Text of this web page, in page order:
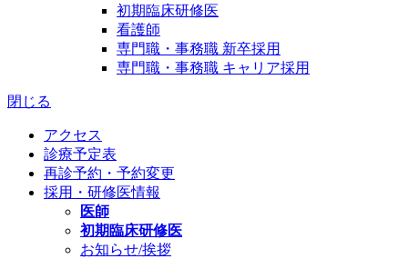
初期臨床研修医
看護師
専門職・事務職 新卒採用
専門職・事務職 キャリア採用
閉じる
アクセス
診療予定表
再診予約・予約変更
採用・研修医情報
医師
初期臨床研修医
お知らせ/挨拶